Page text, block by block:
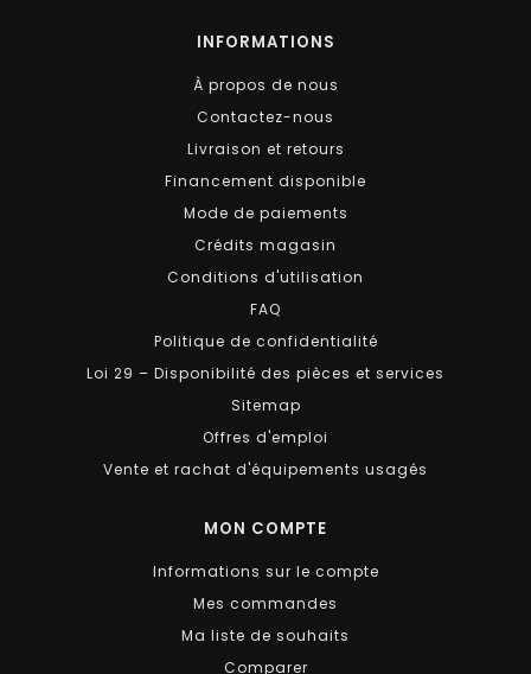
INFORMATIONS
À propos de nous
Contactez-nous
Livraison et retours
Financement disponible
Mode de paiements
Crédits magasin
Conditions d'utilisation
FAQ
Politique de confidentialité
Loi 29 – Disponibilité des pièces et services
Sitemap
Offres d'emploi
Vente et rachat d'équipements usagés
MON COMPTE
Informations sur le compte
Mes commandes
Ma liste de souhaits
Comparer